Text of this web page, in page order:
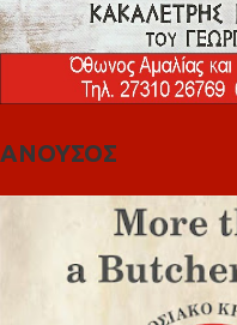
ΑΝΟΥΣΟΣ